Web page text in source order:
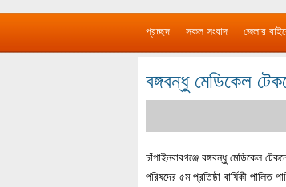
প্রচ্ছদ সকল সংবাদ জেলার
বঙ্গবন্ধু মেডিকেল
চাঁপাইনবাবগঞ্জে বঙ্গবন্ধু মেডিকেল
পরিষদের ৫ম প্রতিষ্ঠা বার্ষিকী পালিত